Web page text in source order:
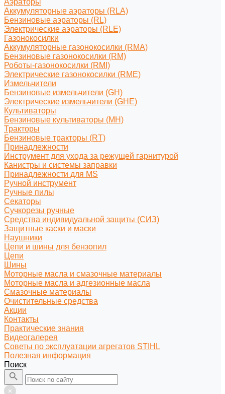
Аэраторы
Аккумуляторные аэраторы (RLA)
Бензиновые аэраторы (RL)
Электрические аэраторы (RLE)
Газонокосилки
Аккумуляторные газонокосилки (RMA)
Бензиновые газонокосилки (RM)
Роботы-газонокосилки (RMI)
Электрические газонокосилки (RME)
Измельчители
Бензиновые измельчители (GH)
Электрические измельчители (GHE)
Культиваторы
Бензиновые культиваторы (MH)
Тракторы
Бензиновые тракторы (RT)
Принадлежности
Инструмент для ухода за режущей гарнитурой
Канистры и системы заправки
Принадлежности для MS
Ручной инструмент
Ручные пилы
Секаторы
Сучкорезы ручные
Средства индивидуальной защиты (СИЗ)
Защитные каски и маски
Наушники
Цепи и шины для бензопил
Цепи
Шины
Моторные масла и смазочные материалы
Моторные масла и адгезионные масла
Смазочные материалы
Очистительные средства
Акции
Контакты
Практические знания
Видеогалерея
Советы по эксплуатации агрегатов STIHL
Полезная информация
Поиск